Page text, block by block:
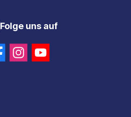
Folge uns auf